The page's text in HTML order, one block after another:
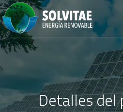
Detalles del